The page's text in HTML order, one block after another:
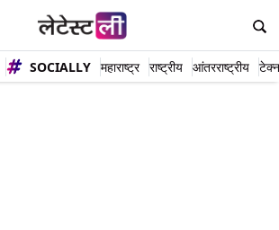
SOCIALLY महाराष्ट्र राष्ट्रीय आंतरराष्ट्रीय